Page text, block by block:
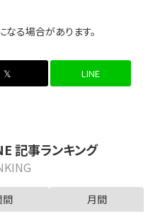
る場合があります。
𝕏 LINE
記事ランキング
間 月間